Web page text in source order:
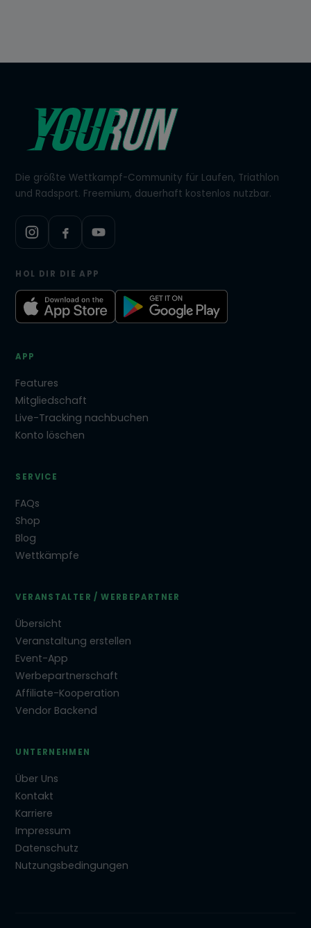
Die größte Wettkampf-Community für Laufen, Triathlon
und Radsport. Freemium, dauerhaft kostenlos nutzbar.
HOL DIR DIE APP
APP
Features
Mitgliedschaft
Live-Tracking nachbuchen
Konto löschen
SERVICE
FAQs
Shop
Blog
Wettkämpfe
VERANSTALTER / WERBEPARTNER
Übersicht
Veranstaltung erstellen
Event-App
Werbepartnerschaft
Affiliate-Kooperation
Vendor Backend
UNTERNEHMEN
Über Uns
Kontakt
Karriere
Impressum
Datenschutz
Nutzungsbedingungen